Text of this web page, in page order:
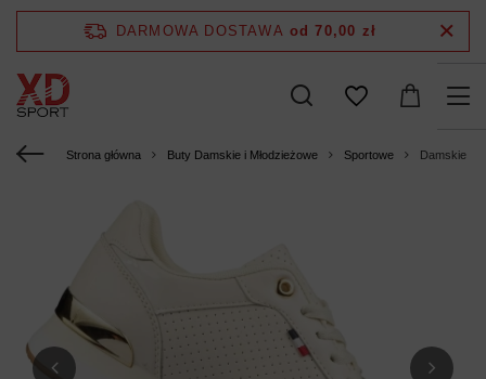
DARMOWA DOSTAWA od 70,00 zł
Strona główna Buty Damskie i Młodzieżowe Sportowe Damskie